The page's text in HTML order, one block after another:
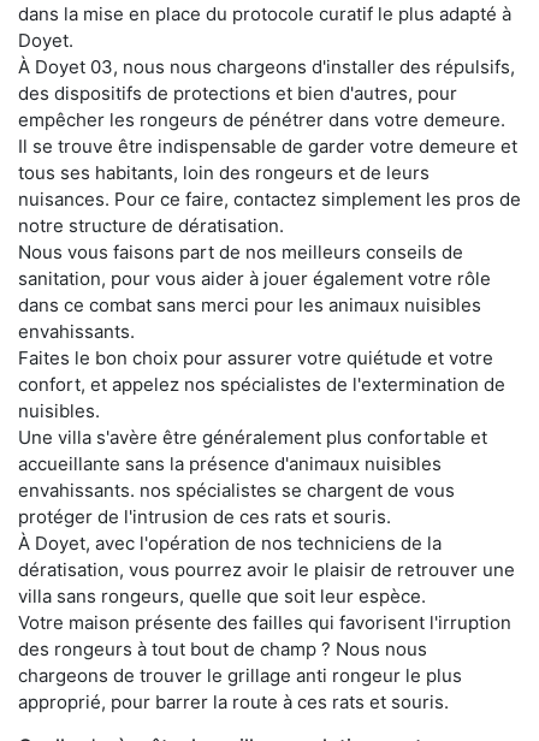
dans la mise en place du protocole curatif le plus adapté à
Doyet.
À Doyet 03, nous nous chargeons d'installer des répulsifs,
des dispositifs de protections et bien d'autres, pour
empêcher les rongeurs de pénétrer dans votre demeure.
Il se trouve être indispensable de garder votre demeure et
tous ses habitants, loin des rongeurs et de leurs
nuisances. Pour ce faire, contactez simplement les pros de
notre structure de dératisation.
Nous vous faisons part de nos meilleurs conseils de
sanitation, pour vous aider à jouer également votre rôle
dans ce combat sans merci pour les animaux nuisibles
envahissants.
Faites le bon choix pour assurer votre quiétude et votre
confort, et appelez nos spécialistes de l'extermination de
nuisibles.
Une villa s'avère être généralement plus confortable et
accueillante sans la présence d'animaux nuisibles
envahissants. nos spécialistes se chargent de vous
protéger de l'intrusion de ces rats et souris.
À Doyet, avec l'opération de nos techniciens de la
dératisation, vous pourrez avoir le plaisir de retrouver une
villa sans rongeurs, quelle que soit leur espèce.
Votre maison présente des failles qui favorisent l'irruption
des rongeurs à tout bout de champ ? Nous nous
chargeons de trouver le grillage anti rongeur le plus
approprié, pour barrer la route à ces rats et souris.